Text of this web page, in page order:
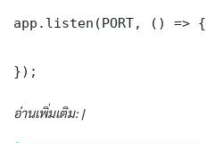
app.listen(PORT, () => {
});
อ่านเพิ่มเติม: |